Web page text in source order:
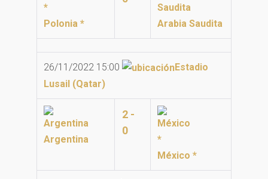
Polonia * Arabia Saudita
26/11/2022 15:00
Estadio
Lusail (Qatar)
Argentina
2 -
0
México *